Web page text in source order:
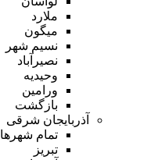
ملارد
میگون
نسیم شهر
نصیرآباد
وحیدیه
ورامین
بازگشت
آذربایجان شرقی
تمام شهر‌ها
تبریز